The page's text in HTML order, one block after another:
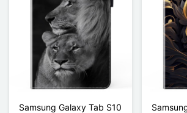
Samsung Galaxy Tab S10